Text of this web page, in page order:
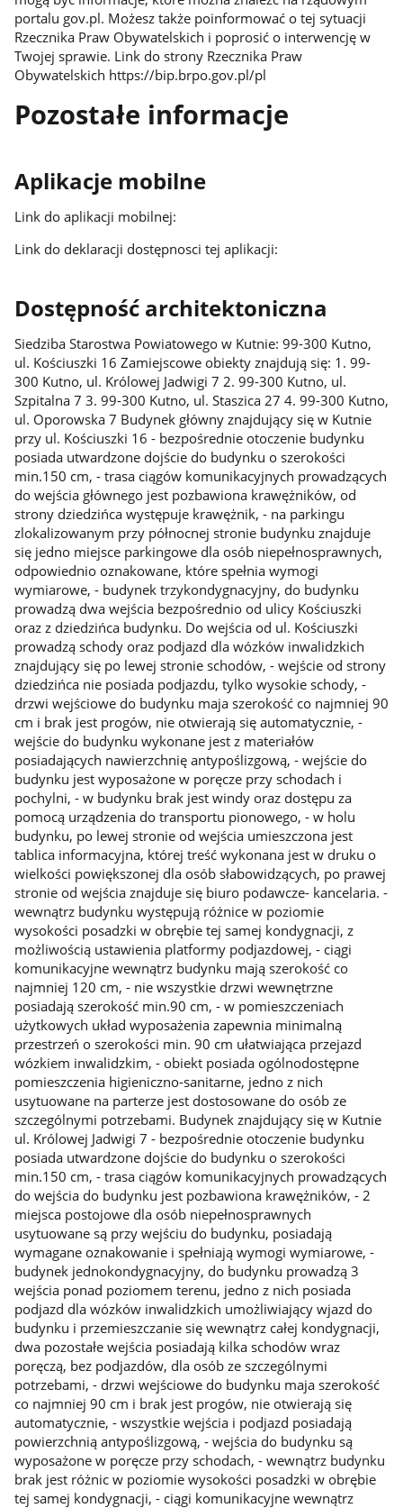
portalu gov.pl. Możesz także poinformować o tej sytuacji
Rzecznika Praw Obywatelskich i poprosić o interwencję w
Twojej sprawie. Link do strony Rzecznika Praw
Obywatelskich https://bip.brpo.gov.pl/pl
Pozostałe informacje
Aplikacje mobilne
Link do aplikacji mobilnej:
Link do deklaracji dostępnosci tej aplikacji:
Dostępność architektoniczna
Siedziba Starostwa Powiatowego w Kutnie: 99-300 Kutno,
ul. Kościuszki 16 Zamiejscowe obiekty znajdują się: 1. 99-
300 Kutno, ul. Królowej Jadwigi 7 2. 99-300 Kutno, ul.
Szpitalna 7 3. 99-300 Kutno, ul. Staszica 27 4. 99-300 Kutno,
ul. Oporowska 7 Budynek główny znajdujący się w Kutnie
przy ul. Kościuszki 16 - bezpośrednie otoczenie budynku
posiada utwardzone dojście do budynku o szerokości
min.150 cm, - trasa ciągów komunikacyjnych prowadzących
do wejścia głównego jest pozbawiona krawężników, od
strony dziedzińca występuje krawężnik, - na parkingu
zlokalizowanym przy północnej stronie budynku znajduje
się jedno miejsce parkingowe dla osób niepełnosprawnych,
odpowiednio oznakowane, które spełnia wymogi
wymiarowe, - budynek trzykondygnacyjny, do budynku
prowadzą dwa wejścia bezpośrednio od ulicy Kościuszki
oraz z dziedzińca budynku. Do wejścia od ul. Kościuszki
prowadzą schody oraz podjazd dla wózków inwalidzkich
znajdujący się po lewej stronie schodów, - wejście od strony
dziedzińca nie posiada podjazdu, tylko wysokie schody, -
drzwi wejściowe do budynku maja szerokość co najmniej 90
cm i brak jest progów, nie otwierają się automatycznie, -
wejście do budynku wykonane jest z materiałów
posiadających nawierzchnię antypoślizgową, - wejście do
budynku jest wyposażone w poręcze przy schodach i
pochylni, - w budynku brak jest windy oraz dostępu za
pomocą urządzenia do transportu pionowego, - w holu
budynku, po lewej stronie od wejścia umieszczona jest
tablica informacyjna, której treść wykonana jest w druku o
wielkości powiększonej dla osób słabowidzących, po prawej
stronie od wejścia znajduje się biuro podawcze- kancelaria. -
wewnątrz budynku występują różnice w poziomie
wysokości posadzki w obrębie tej samej kondygnacji, z
możliwością ustawienia platformy podjazdowej, - ciągi
komunikacyjne wewnątrz budynku mają szerokość co
najmniej 120 cm, - nie wszystkie drzwi wewnętrzne
posiadają szerokość min.90 cm, - w pomieszczeniach
użytkowych układ wyposażenia zapewnia minimalną
przestrzeń o szerokości min. 90 cm ułatwiająca przejazd
wózkiem inwalidzkim, - obiekt posiada ogólnodostępne
pomieszczenia higieniczno-sanitarne, jedno z nich
usytuowane na parterze jest dostosowane do osób ze
szczególnymi potrzebami. Budynek znajdujący się w Kutnie
ul. Królowej Jadwigi 7 - bezpośrednie otoczenie budynku
posiada utwardzone dojście do budynku o szerokości
min.150 cm, - trasa ciągów komunikacyjnych prowadzących
do wejścia do budynku jest pozbawiona krawężników, - 2
miejsca postojowe dla osób niepełnosprawnych
usytuowane są przy wejściu do budynku, posiadają
wymagane oznakowanie i spełniają wymogi wymiarowe, -
budynek jednokondygnacyjny, do budynku prowadzą 3
wejścia ponad poziomem terenu, jedno z nich posiada
podjazd dla wózków inwalidzkich umożliwiający wjazd do
budynku i przemieszczanie się wewnątrz całej kondygnacji,
dwa pozostałe wejścia posiadają kilka schodów wraz
poręczą, bez podjazdów, dla osób ze szczególnymi
potrzebami, - drzwi wejściowe do budynku maja szerokość
co najmniej 90 cm i brak jest progów, nie otwierają się
automatycznie, - wszystkie wejścia i podjazd posiadają
powierzchnią antypoślizgową, - wejścia do budynku są
wyposażone w poręcze przy schodach, - wewnątrz budynku
brak jest różnic w poziomie wysokości posadzki w obrębie
tej samej kondygnacji, - ciągi komunikacyjne wewnątrz